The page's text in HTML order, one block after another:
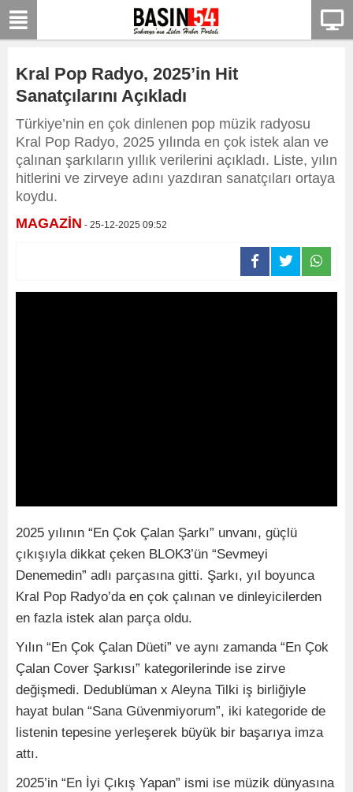
Kral Pop Radyo, 2025’in Hit
Sanatçılarını Açıkladı
Türkiye’nin en çok dinlenen pop müzik radyosu
Kral Pop Radyo, 2025 yılında en çok istek alan ve
çalınan şarkıların yıllık verilerini açıkladı. Liste, yılın
hitlerini ve zirveye adını yazdıran sanatçıları ortaya
koydu.
MAGAZİN - 25-12-2025 09:52
2025 yılının “En Çok Çalan Şarkı” unvanı, güçlü
çıkışıyla dikkat çeken BLOK3’ün “Sevmeyi
Denemedin” adlı parçasına gitti. Şarkı, yıl boyunca
Kral Pop Radyo’da en çok çalınan ve dinleyicilerden
en fazla istek alan parça oldu.
Yılın “En Çok Çalan Düeti” ve aynı zamanda “En Çok
Çalan Cover Şarkısı” kategorilerinde ise zirve
değişmedi. Dedublüman x Aleyna Tilki iş birliğiyle
hayat bulan “Sana Güvenmiyorum”, iki kategoride de
listenin tepesine yerleşerek büyük bir başarıya imza
attı.
2025’in “En İyi Çıkış Yapan” ismi ise müzik dünyasına